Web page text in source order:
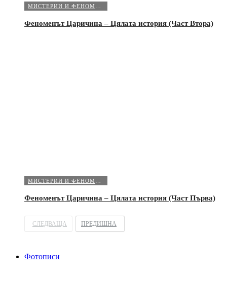
Феноменът Царичина – Цялата история (Част Втора)
Феноменът Царичина – Цялата история (Част Първа)
СЛЕДВАЩА ПРЕДИШНА
Фотописи